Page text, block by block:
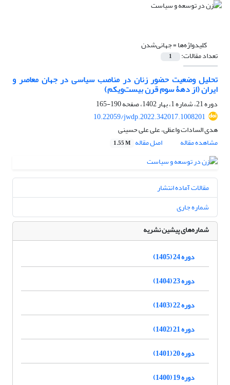
کلیدواژه‌ها =جهانی‌شدن
تعداد مقالات: 1
تحلیل وضعیت حضور زنان در مناصب سیاسی در جهان معاصر و
ایران (از دهۀ سوم قرن بیست‌ویکم)
دوره 21، شماره 1، بهار 1402، صفحه
190-165
10.22059/jwdp.2022.342017.1008201
هدی السادات واعظی، علی علی حسینی
مشاهده مقاله
اصل مقاله 1.55 M
مقالات آماده انتشار
شماره جاری
شماره‌های پیشین نشریه
دوره 24 (1405)
دوره 23 (1404)
دوره 22 (1403)
دوره 21 (1402)
دوره 20 (1401)
دوره 19 (1400)